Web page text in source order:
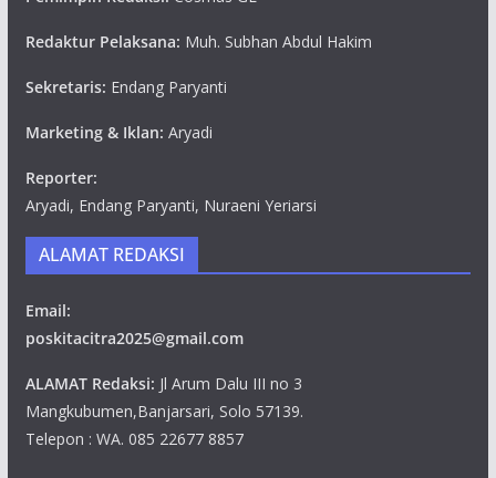
Redaktur Pelaksana: Muh. Subhan Abdul Hakim
Sekretaris: Endang Paryanti
Marketing & Iklan: Aryadi
Reporter:
Aryadi, Endang Paryanti, Nuraeni Yeriarsi
ALAMAT REDAKSI
Email:
poskitacitra2025@gmail.com
ALAMAT Redaksi: Jl Arum Dalu III no 3
Mangkubumen,Banjarsari, Solo 57139.
Telepon : WA. 085 22677 8857